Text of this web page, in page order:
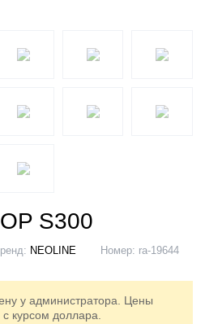
S300
NEOLINE Номер: ra-19644
у администратора. Цены
с курсом доллара.